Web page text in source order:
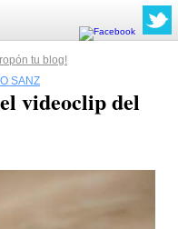
tu blog!
SANZ
videoclip del